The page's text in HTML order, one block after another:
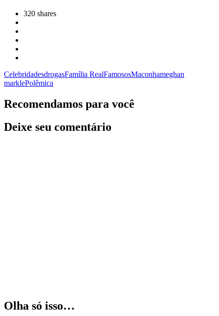
320 shares
CelebridadesdrogasFamília RealFamososMaconhameghan
marklePolêmica
Recomendamos para você
Deixe seu comentário
Olha só isso…